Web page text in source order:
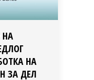
НА
НА
ЗА ДЕЛ